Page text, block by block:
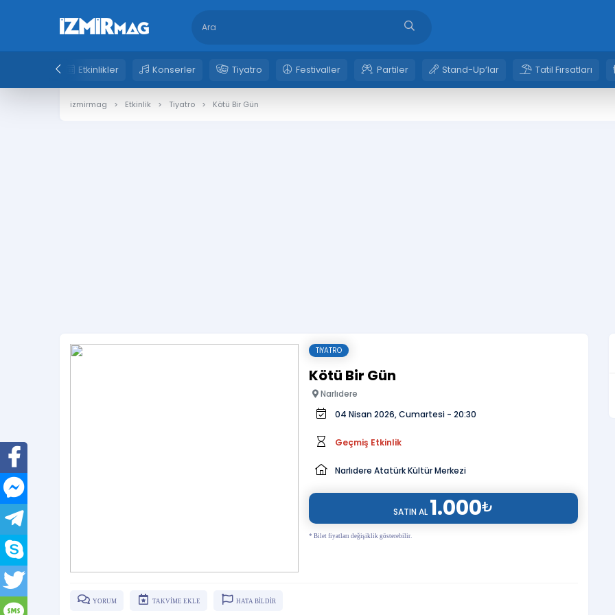
Etkinlikler Konserler Tiyatro Festivaller Partiler Stand-Up’lar Tatil Fırsatları
izmirmag Etkinlik Tiyatro Kötü Bir Gün
TIYATRO
Kötü Bir Gün
Narlıdere
04 Nisan 2026, Cumartesi - 20:30
Geçmiş Etkinlik
Narlıdere Atatürk Kültür Merkezi
SATIN AL 1.000₺
* Bilet fiyatları değişiklik gösterebilir.
YORUM TAKVİME EKLE HATA BİLDİR